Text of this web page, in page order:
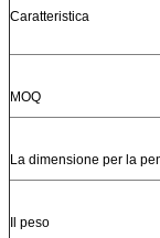
Caratteristica
MOQ
La dimensione per la
Il peso